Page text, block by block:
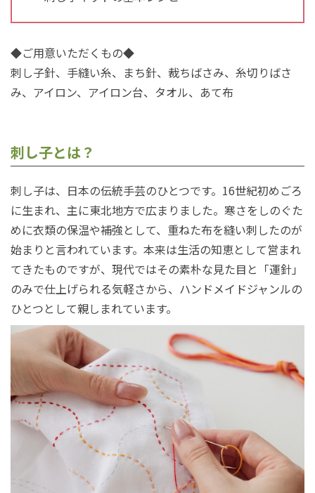
◆ご用意いただくもの◆
刺し子針、手縫い糸、まち針、裁ちばさみ、糸切りばさ
み、アイロン、アイロン台、タオル、あて布
刺し子とは？
刺し子は、日本の伝統手芸のひとつです。16世紀初めごろ
に生まれ、主に東北地方で広まりました。寒さをしのぐた
めに衣類の保温や補強として、重ねた布を縫い刺したのが
始まりと言われています。本来は生活の知恵として営まれ
てきたものですが、現代ではその素朴な見た目と「運針」
のみで仕上げられる気軽さから、ハンドメイドジャンルの
ひとつとして親しまれています。